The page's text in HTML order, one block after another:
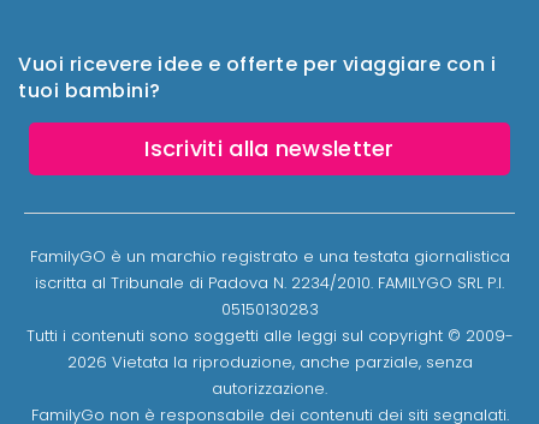
Vuoi ricevere idee e offerte per viaggiare con i
tuoi bambini?
Iscriviti alla newsletter
FamilyGO è un marchio registrato e una testata giornalistica
iscritta al Tribunale di Padova N. 2234/2010. FAMILYGO SRL P.I.
05150130283
Tutti i contenuti sono soggetti alle leggi sul copyright © 2009-
2026 Vietata la riproduzione, anche parziale, senza
autorizzazione.
FamilyGo non è responsabile dei contenuti dei siti segnalati.